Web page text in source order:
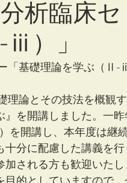
析臨床
）」
「基礎理論を学ぶ（Ⅱ-
理論とその技法を概観
』を開講しました。一
開講し、本年度は継続
分に配慮した講義を
加される方も歓迎いた